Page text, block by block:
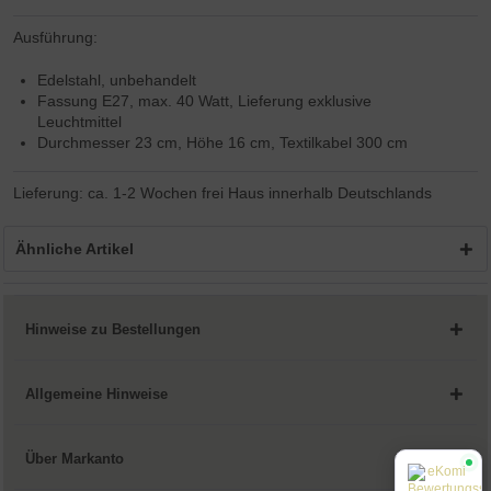
Ausführung:
Edelstahl, unbehandelt
Fassung E27, max. 40 Watt, Lieferung exklusive
Leuchtmittel
Durchmesser 23 cm, Höhe 16 cm, Textilkabel 300 cm
Lieferung: ca. 1-2 Wochen frei Haus innerhalb Deutschlands
Ähnliche Artikel
Hinweise zu Bestellungen
Allgemeine Hinweise
Über Markanto